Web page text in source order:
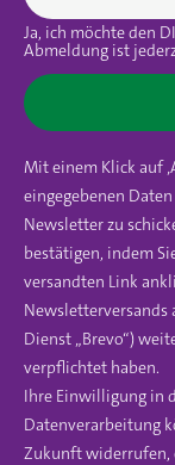
Ja, ich möchte den
Abmeldung ist
Mit einem Klick auf
eingegebenen
Newsletter zu
bestätigen, indem
versandten Link
Newsletterversands
Dienst „Brevo“)
verpflichtet haben.
Ihre Einwilligung in
Datenverarbeitung
Zukunft widerrufen,